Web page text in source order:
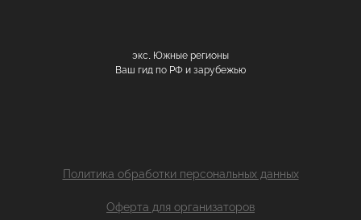
экс. Южные регионы
Ваш гид по РФ и зарубежью
Политика обработки персональных данных
Оферта для организаторов